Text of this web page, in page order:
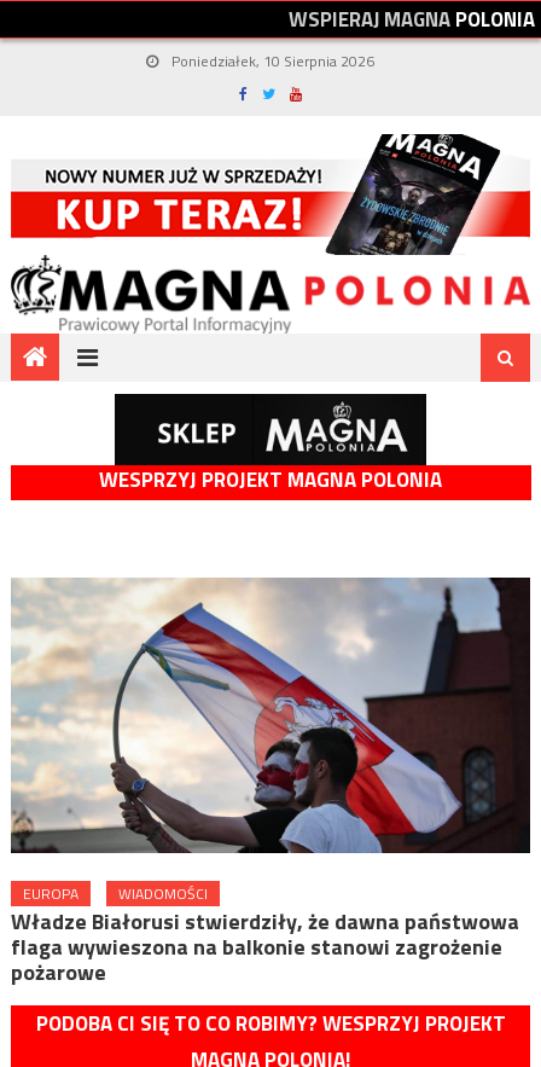
WSPIERAJMAGNAPOLONIA
Poniedziałek, 10 Sierpnia 2026
WESPRZYJ PROJEKT MAGNA POLONIA
EUROPA WIADOMOŚCI
Władze Białorusi stwierdziły, że dawna państwowa
flaga wywieszona na balkonie stanowi zagrożenie
pożarowe
PODOBA CI SIĘ TO CO ROBIMY? WESPRZYJ PROJEKT
MAGNA POLONIA!